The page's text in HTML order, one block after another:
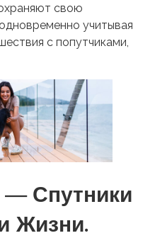
свою
учитывая
с попутчиками,
Спутники
Жизни.